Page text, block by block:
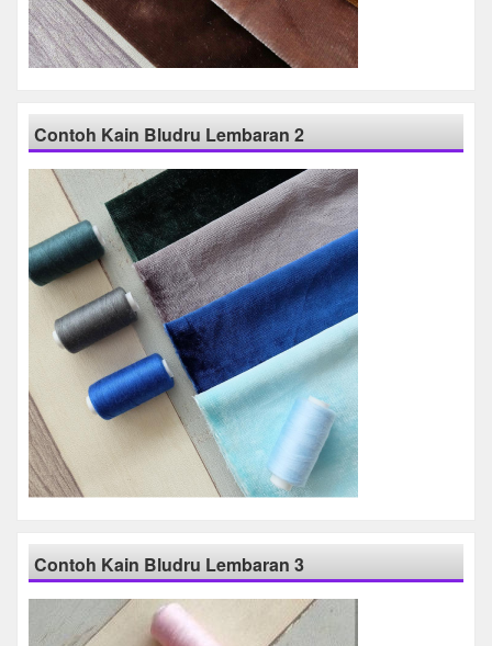
Contoh Kain Bludru Lembaran 2
Contoh Kain Bludru Lembaran 3